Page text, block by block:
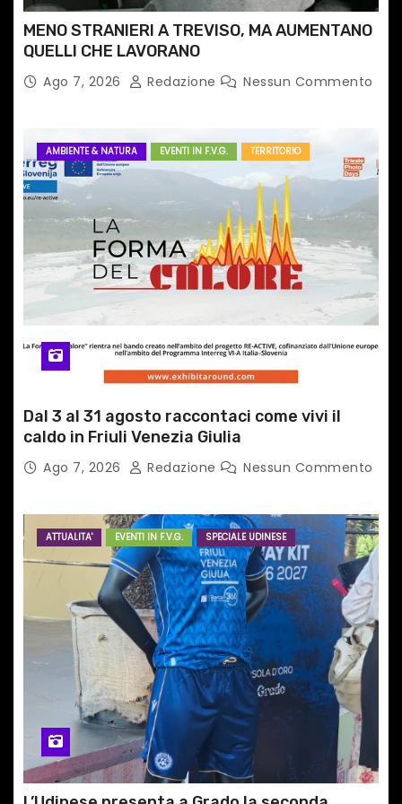
MENO STRANIERI A TREVISO, MA AUMENTANO
QUELLI CHE LAVORANO
Ago 7, 2026 Redazione Nessun Commento
AMBIENTE & NATURA EVENTI IN F.V.G. TERRITORIO
Dal 3 al 31 agosto raccontaci come vivi il
caldo in Friuli Venezia Giulia
Ago 7, 2026 Redazione Nessun Commento
ATTUALITA' EVENTI IN F.V.G. SPECIALE UDINESE